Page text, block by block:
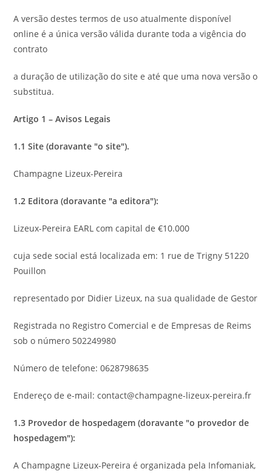
A versão destes termos de uso atualmente disponível
online é a única versão válida durante toda a vigência do
contrato
a duração de utilização do site e até que uma nova versão o
substitua.
Artigo 1 – Avisos Legais
1.1 Site (doravante "o site").
Champagne Lizeux-Pereira
1.2 Editora (doravante "a editora"):
Lizeux-Pereira EARL com capital de €10.000
cuja sede social está localizada em: 1 rue de Trigny 51220
Pouillon
representado por Didier Lizeux, na sua qualidade de Gestor
Registrada no Registro Comercial e de Empresas de Reims
sob o número 502249980
Número de telefone: 0628798635
Endereço de e-mail: contact@champagne-lizeux-pereira.fr
1.3 Provedor de hospedagem (doravante "o provedor de
hospedagem"):
A Champagne Lizeux-Pereira é organizada pela Infomaniak,